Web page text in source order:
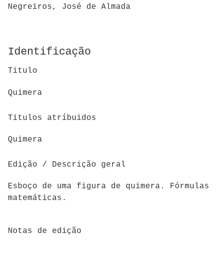
Negreiros, José de Almada
Identificação
Titulo
Quimera
Titulos atríbuidos
Quimera
Edição / Descrição geral
Esboço de uma figura de quimera. Fórmulas
matemáticas.
Notas de edição